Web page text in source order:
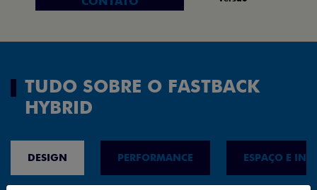
TUDO SOBRE O FASTBACK
HYBRID
DESIGN PERFORMANCE ESPAÇO E